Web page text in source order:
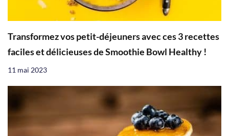
Transformez vos petit-déjeuners avec ces 3 recettes
faciles et délicieuses de Smoothie Bowl Healthy !
11 mai 2023